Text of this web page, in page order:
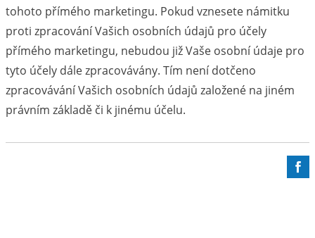
tohoto přímého marketingu. Pokud vznesete námitku
proti zpracování Vašich osobních údajů pro účely
přímého marketingu, nebudou již Vaše osobní údaje pro
tyto účely dále zpracovávány. Tím není dotčeno
zpracovávání Vašich osobních údajů založené na jiném
právním základě či k jinému účelu.